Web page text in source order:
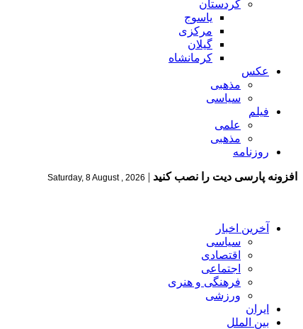
کردستان
یاسوج
مرکزی
گیلان
کرمانشاه
عکس
مذهبی
سیاسی
فیلم
علمی
مذهبی
روزنامه
افزونه پارسی دیت را نصب کنید |
Saturday, 8 August , 2026
آخرین اخبار
سیاسی
اقتصادی
اجتماعی
فرهنگی و هنری
ورزشی
ایران
بین الملل